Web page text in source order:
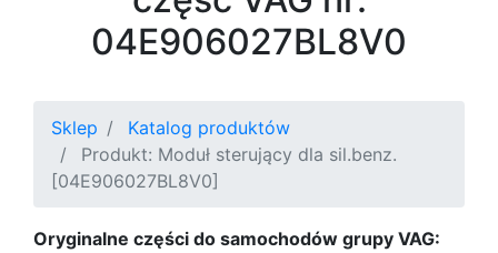
04E906027BL8V0
Sklep
Katalog produktów
Produkt: Moduł sterujący dla sil.benz.
[04E906027BL8V0]
Oryginalne części do samochodów grupy VAG: